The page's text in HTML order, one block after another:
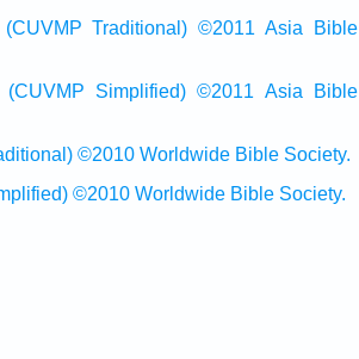
Traditional) ©2011 Asia Bible
Simplified) ©2011 Asia Bible
©2010 Worldwide Bible Society.
©2010 Worldwide Bible Society.